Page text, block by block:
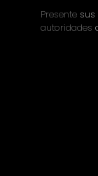
Presente
autoridades